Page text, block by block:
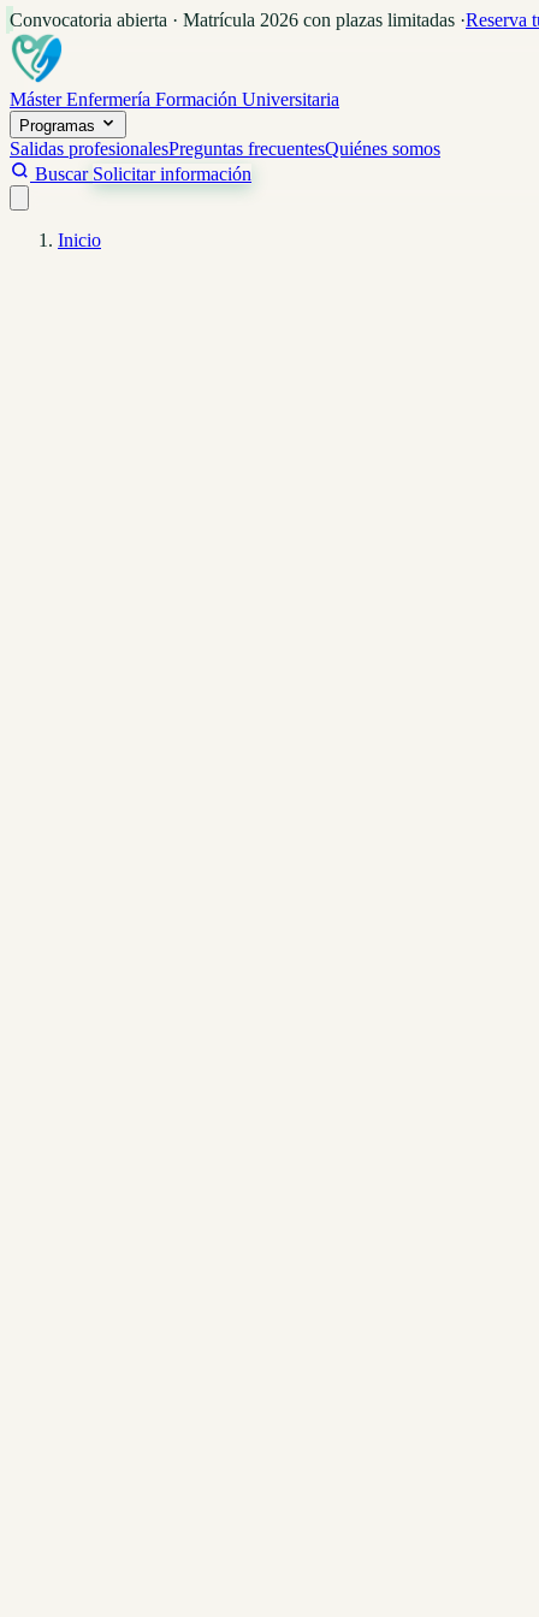
Convocatoria abierta · Matrícula 2026 con plazas limitadas ·Reserva
Máster Enfermería Formación Universitaria
Programas
Salidas profesionalesPreguntas frecuentesQuiénes somos
Buscar Solicitar información
Inicio